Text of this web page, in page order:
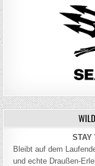
Bleibt auf dem
und echte Draußen-